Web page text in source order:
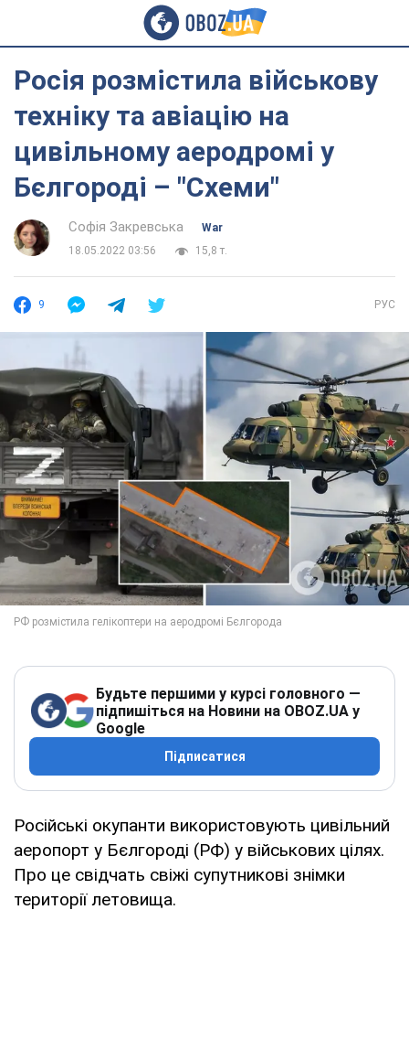
Росія розмістила військову
техніку та авіацію на
цивільному аеродромі у
Бєлгороді – "Схеми"
Софія Закревська
War
18.05.2022 03:56
15,8 т.
9 РУС
Будьте першими у курсі головного —
підпишіться на Новини на OBOZ.UA у
Google
Підписатися
Російські окупанти використовують цивільний
аеропорт у Бєлгороді (РФ) у військових цілях.
Про це свідчать свіжі супутникові знімки
території летовища.